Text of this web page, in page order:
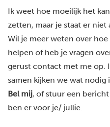
Ik weet hoe moeilijk het
zetten, maar je staat er niet
Wil je meer weten over
helpen of heb je vragen
gerust contact met me op.
samen kijken we wat nodig
Bel mij, of stuur een
ben er voor je/ jullie.